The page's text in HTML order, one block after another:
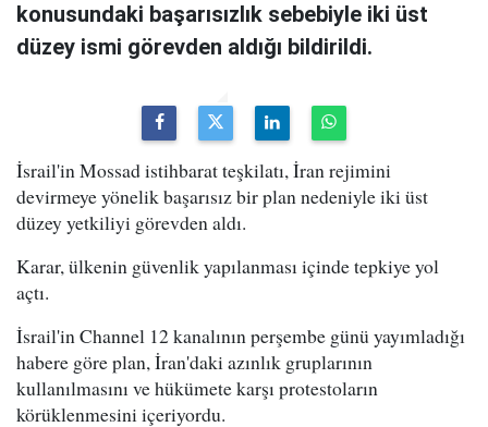
konusundaki başarısızlık sebebiyle iki üst
düzey ismi görevden aldığı bildirildi.
İsrail'in Mossad istihbarat teşkilatı, İran rejimini
devirmeye yönelik başarısız bir plan nedeniyle iki üst
düzey yetkiliyi görevden aldı.
Karar, ülkenin güvenlik yapılanması içinde tepkiye yol
açtı.
İsrail'in Channel 12 kanalının perşembe günü yayımladığı
habere göre plan, İran'daki azınlık gruplarının
kullanılmasını ve hükümete karşı protestoların
körüklenmesini içeriyordu.